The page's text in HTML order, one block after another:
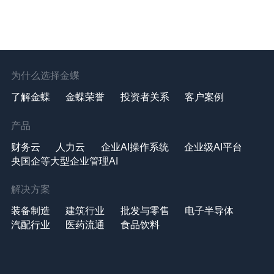
为什么选择金蝶
了解金蝶 金蝶荣誉 投资者关系 客户案例
产品
财务云 人力云 企业AI操作系统
企业级AI平台
央国企等大型企业管理AI
解决方案
装备制造 建筑行业 批发与零售
电子半导体
汽配行业
医药流通 食品饮料